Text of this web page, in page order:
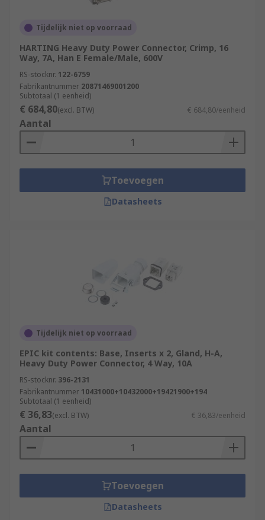
Tijdelijk niet op voorraad
HARTING Heavy Duty Power Connector, Crimp, 16
Way, 7A, Han E Female/Male, 600V
RS-stocknr. 122-6759
Fabrikantnummer 20871469001200
Subtotaal (1 eenheid)
€ 684,80(excl. BTW) € 684,80/eenheid
Aantal
Toevoegen
Datasheets
Tijdelijk niet op voorraad
EPIC kit contents: Base, Inserts x 2, Gland, H-A,
Heavy Duty Power Connector, 4 Way, 10A
RS-stocknr. 396-2131
Fabrikantnummer 10431000+10432000+19421900+194
Subtotaal (1 eenheid)
€ 36,83(excl. BTW) € 36,83/eenheid
Aantal
Toevoegen
Datasheets